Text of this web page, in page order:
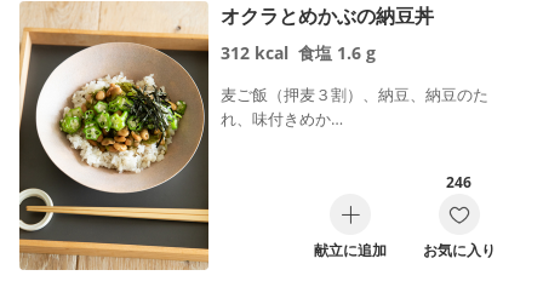
お弁当向き
調理時間で絞り込む
オクラとめかぶの納豆丼
312 kcal 食塩 1.6 g
麦ご飯（押麦３割）、納豆、納豆のた
れ、味付きめか…
献立に追加
246
お気に入り